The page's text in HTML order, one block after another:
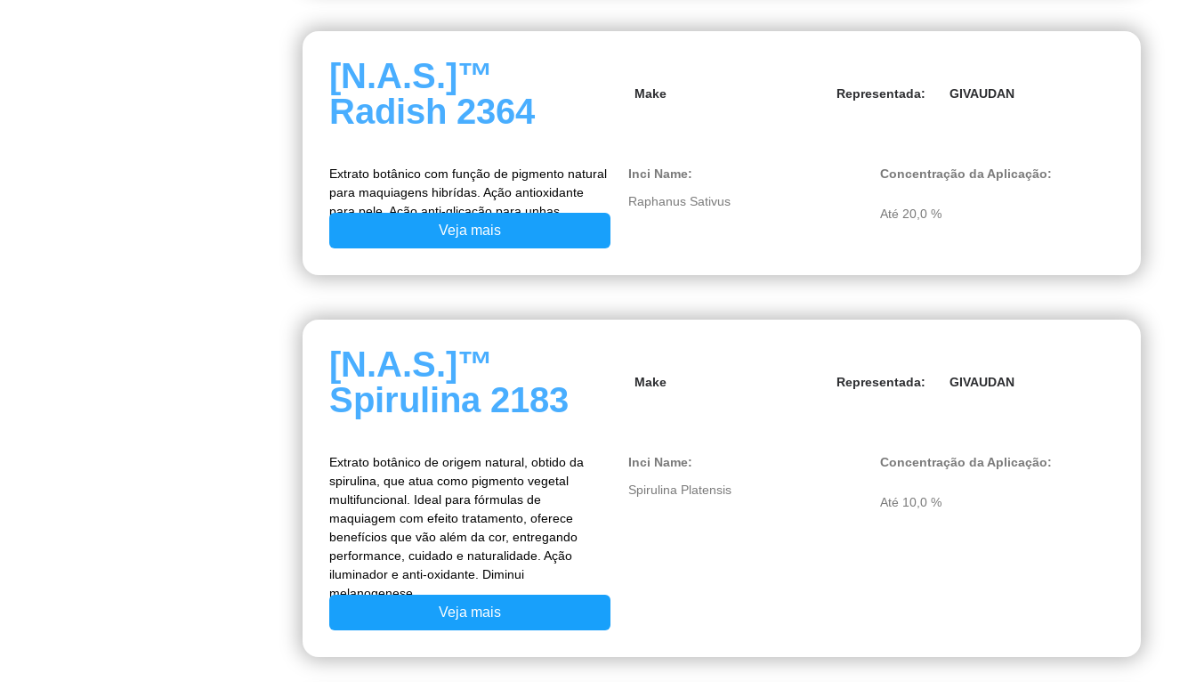
[N.A.S.]™
Radish 2364
Make Representada: GIVAUDAN
Extrato botânico com função de pigmento natural
para maquiagens hibrídas. Ação antioxidante
para pele. Ação anti-glicação para unhas.
Veja mais
Inci Name:
Raphanus Sativus
Concentração da Aplicação:
Até 20,0 %
[N.A.S.]™
Spirulina 2183
Make Representada: GIVAUDAN
Extrato botânico de origem natural, obtido da
spirulina, que atua como pigmento vegetal
multifuncional. Ideal para fórmulas de
maquiagem com efeito tratamento, oferece
benefícios que vão além da cor, entregando
performance, cuidado e naturalidade. Ação
iluminador e anti-oxidante. Diminui
melanogenese.
Veja mais
Inci Name:
Spirulina Platensis
Concentração da Aplicação:
Até 10,0 %